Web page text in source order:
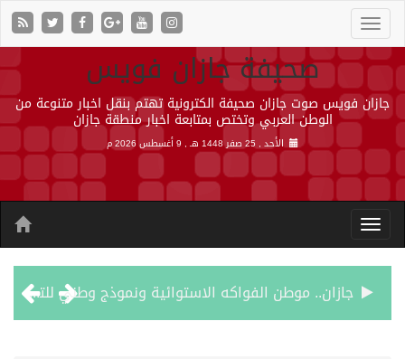
صحيفة جازان فويس
جازان فويس صوت جازان صحيفة الكترونية تهتم بنقل اخبار متنوعة من
الوطن العربي وتختص بمتابعة اخبار منطقة جازان
الأحد , 25 صفر 1448 هـ , 9 أغسطس 2026 م
جازان.. موطن الفواكه الاستوائية ونموذج وطني للتنمية الزراعية المستدامة